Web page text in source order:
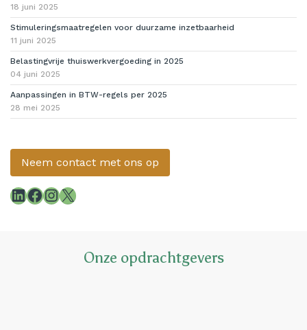
18 juni 2025
Stimuleringsmaatregelen voor duurzame inzetbaarheid
11 juni 2025
Belastingvrije thuiswerkvergoeding in 2025
04 juni 2025
Aanpassingen in BTW-regels per 2025
28 mei 2025
Neem contact met ons op
LinkedIn
Facebook
Instagram
X
Onze opdrachtgevers